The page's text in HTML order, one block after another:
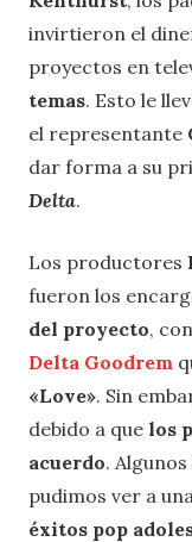
invirtieron el
proyectos en
temas. Esto le
el representante
dar forma a su
Delta.
Los productores
fueron los
del proyecto,
Delta Goodrem
«Love». Sin
debido a que los
acuerdo.
pudimos ver a
éxitos pop